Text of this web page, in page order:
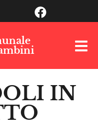
IN